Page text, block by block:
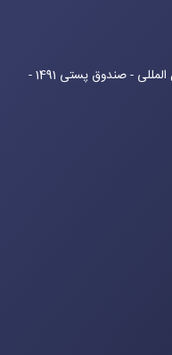
بزرگراه چمران - محل دائمی نمایشگاههای بین المللی - صندوق پستی 1491 -